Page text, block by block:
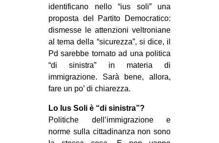
identificano nello “ius soli” una
proposta del Partito Democratico:
dismesse le attenzioni veltroniane
al tema della “sicurezza”, si dice, il
Pd sarebbe tornato ad una politica
“di sinistra” in materia di
immigrazione. Sarà bene, allora,
fare un po’ di chiarezza.
Lo Ius Soli è “di sinistra”?
Politiche dell’immigrazione e
norme sulla cittadinanza non sono